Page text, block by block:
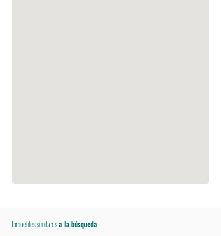
Inmuebles similaresa la búsqueda